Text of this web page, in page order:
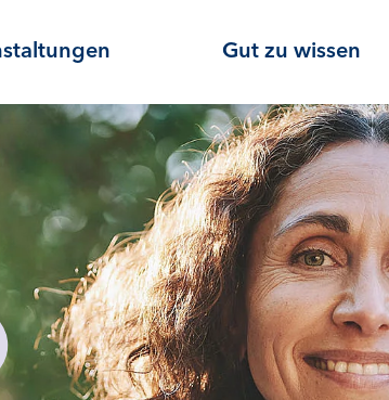
Gut zu wissen